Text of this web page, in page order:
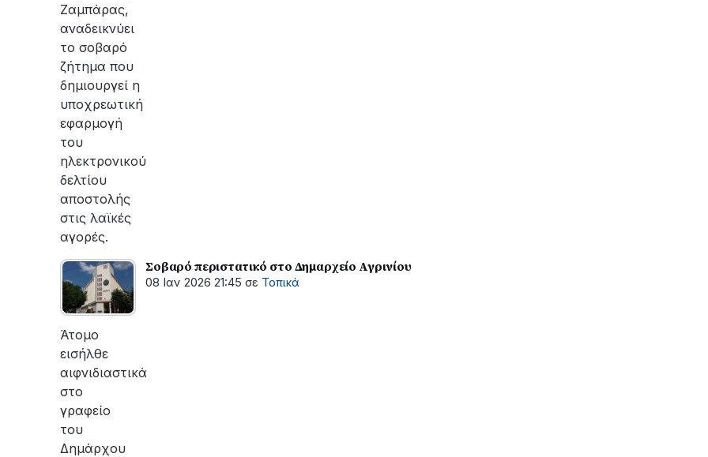
Ζαμπάρας,
αναδεικνύει
το σοβαρό
ζήτημα που
δημιουργεί η
υποχρεωτική
εφαρμογή
του
ηλεκτρονικού
δελτίου
αποστολής
στις λαϊκές
αγορές.
Σοβαρό περιστατικό στο Δημαρχείο Αγρινίου
08 Ιαν 2026 21:45 σε Τοπικά
Άτομο
εισήλθε
αιφνιδιαστικά
στο
γραφείο
του
Δημάρχου